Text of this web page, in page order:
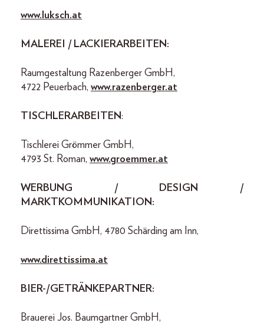
www.luksch.at
MALEREI / LACKIERARBEITEN:
Raumgestaltung Razenberger GmbH,
4722 Peuerbach, www.razenberger.at
TISCHLERARBEITEN:
Tischlerei Grömmer GmbH,
4793 St. Roman, www.groemmer.at
WERBUNG / DESIGN /
MARKTKOMMUNIKATION:
Direttissima GmbH, 4780 Schärding am Inn,
www.direttissima.at
BIER-/GETRÄNKEPARTNER:
Brauerei Jos. Baumgartner GmbH,